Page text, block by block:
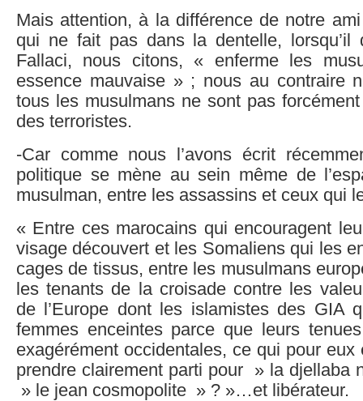
Mais attention, à la différence de notre
qui ne fait pas dans la dentelle, lorsqu’il
Fallaci, nous citons, « enferme les
essence mauvaise » ; nous au contraire
tous les musulmans ne sont pas
des terroristes.
-Car comme nous l’avons écrit
politique se mène au sein même de
musulman, entre les assassins et ceux qui
« Entre ces marocains qui encouragent
visage découvert et les Somaliens qui les
cages de tissus, entre les musulmans
les tenants de la croisade contre les
de l’Europe dont les islamistes des GIA
femmes enceintes parce que leurs
exagérément occidentales, ce qui pour eux
prendre clairement parti pour » la djellaba
» le jean cosmopolite » ? »…et libérateur.